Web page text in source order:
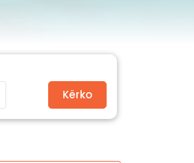
Kërko